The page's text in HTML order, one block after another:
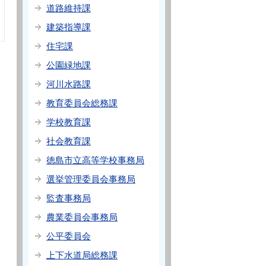
道路維持課
建築指導課
住宅課
公園緑地課
河川水路課
教育委員会総務課
学校教育課
社会教育課
徳島市立高等学校事務局
選挙管理委員会事務局
監査事務局
農業委員会事務局
公平委員会
上下水道局総務課